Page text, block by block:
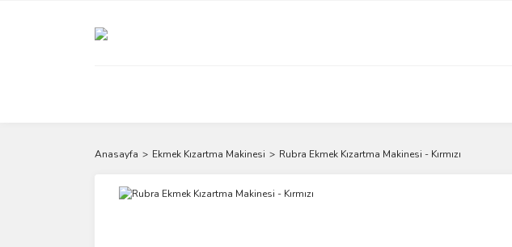
Anasayfa Ekmek Kızartma Makinesi Rubra Ekmek Kızartma Makinesi - Kırmızı